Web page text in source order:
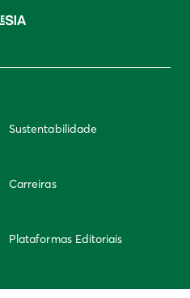
Sustentabilidade
Carreiras
Plataformas Editoriais
Integridade